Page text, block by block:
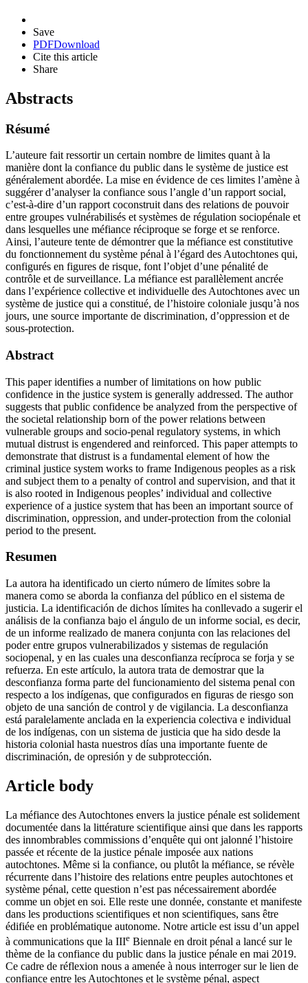
Save
PDFDownload
Cite this article
Share
Abstracts
Résumé
L’auteure fait ressortir un certain nombre de limites quant à la
manière dont la confiance du public dans le système de justice est
généralement abordée. La mise en évidence de ces limites l’amène à
suggérer d’analyser la confiance sous l’angle d’un rapport social,
c’est-à-dire d’un rapport coconstruit dans des relations de pouvoir
entre groupes vulnérabilisés et systèmes de régulation sociopénale et
dans lesquelles une méfiance réciproque se forge et se renforce.
Ainsi, l’auteure tente de démontrer que la méfiance est constitutive
du fonctionnement du système pénal à l’égard des Autochtones qui,
configurés en figures de risque, font l’objet d’une pénalité de
contrôle et de surveillance. La méfiance est parallèlement ancrée
dans l’expérience collective et individuelle des Autochtones avec un
système de justice qui a constitué, de l’histoire coloniale jusqu’à nos
jours, une source importante de discrimination, d’oppression et de
sous-protection.
Abstract
This paper identifies a number of limitations on how public
confidence in the justice system is generally addressed. The author
suggests that public confidence be analyzed from the perspective of
the societal relationship born of the power relations between
vulnerable groups and socio-penal regulatory systems, in which
mutual distrust is engendered and reinforced. This paper attempts to
demonstrate that distrust is a fundamental element of how the
criminal justice system works to frame Indigenous peoples as a risk
and subject them to a penalty of control and supervision, and that it
is also rooted in Indigenous peoples’ individual and collective
experience of a justice system that has been an important source of
discrimination, oppression, and under-protection from the colonial
period to the present.
Resumen
La autora ha identificado un cierto número de límites sobre la
manera como se aborda la confianza del público en el sistema de
justicia. La identificación de dichos límites ha conllevado a sugerir el
análisis de la confianza bajo el ángulo de un informe social, es decir,
de un informe realizado de manera conjunta con las relaciones del
poder entre grupos vulnerabilizados y sistemas de regulación
sociopenal, y en las cuales una desconfianza recíproca se forja y se
refuerza. En este artículo, la autora trata de demostrar que la
desconfianza forma parte del funcionamiento del sistema penal con
respecto a los indígenas, que configurados en figuras de riesgo son
objeto de una sanción de control y de vigilancia. La desconfianza
está paralelamente anclada en la experiencia colectiva e individual
de los indígenas, con un sistema de justicia que ha sido desde la
historia colonial hasta nuestros días una importante fuente de
discriminación, de opresión y de subprotección.
Article body
La méfiance des Autochtones envers la justice pénale est solidement
documentée dans la littérature scientifique ainsi que dans les rapports
des innombrables commissions d’enquête qui ont jalonné l’histoire
passée et récente de la justice pénale imposée aux nations
autochtones. Même si la confiance, ou plutôt la méfiance, se révèle
récurrente dans l’histoire des relations entre peuples autochtones et
système pénal, cette question n’est pas nécessairement abordée
comme un objet en soi. Elle reste une donnée, constante et manifeste
dans les productions scientifiques et non scientifiques, sans être
édifiée en problématique autonome. Notre article est issu d’un appel
à communications que la IIIe Biennale en droit pénal a lancé sur le
thème de la confiance du public dans la justice pénale en mai 2019.
Ce cadre de réflexion nous a amenée à nous interroger sur le lien de
confiance entre les Autochtones et le système pénal, aspect